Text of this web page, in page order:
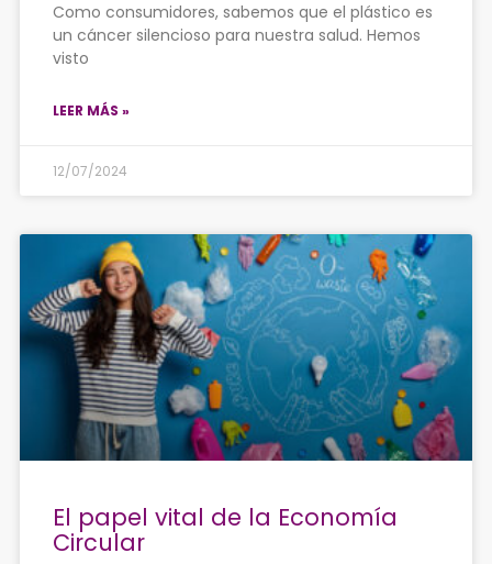
Como consumidores, sabemos que el plástico es
un cáncer silencioso para nuestra salud. Hemos
visto
LEER MÁS »
12/07/2024
El papel vital de la Economía
Circular